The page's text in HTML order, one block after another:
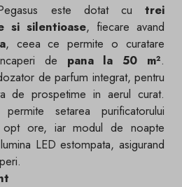
este dotat cu trei
si silentioase, fiecare avand
, ceea ce permite o curatare
de pana la 50 m².
de parfum integrat, pentru
de prospetime in aerul curat.
setarea purificatorului
ore, iar modul de noapte
LED estompata, asigurand